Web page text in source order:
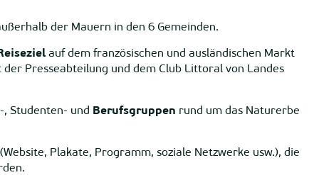
der Mauern in den 6 Gemeinden.
auf dem französischen und ausländischen Markt
Presseabteilung und dem Club Littoral von Landes
, Studenten- und Berufsgruppen rund um das Naturerbe
Plakate, Programm, soziale Netzwerke usw.), die